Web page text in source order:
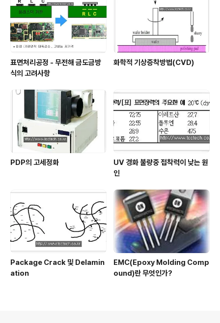
표면처리공정 - 무전해 금도금방
식의 고려사항
화학적 기상증착방법(CVD)
PDP의 고세정화
UV 경화 불량중 접착력이 낮는 원
인
Package Crack 및 Delamin
ation
EMC(Epoxy Molding Comp
ound)란 무엇인가?